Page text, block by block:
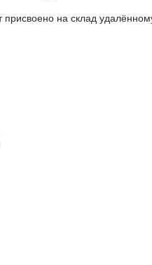
на склад